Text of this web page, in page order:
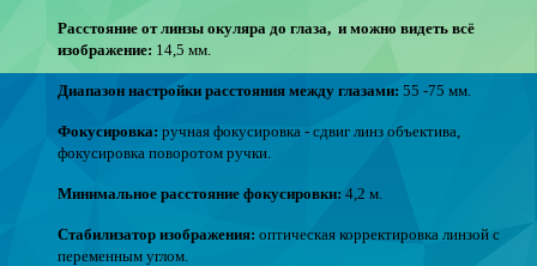
Расстояние от линзы окуляра до глаза, и можно видеть всё
изображение: 14,5 мм.
Диапазон настройки расстояния между глазами: 55 -75 мм.
Фокусировка: ручная фокусировка - сдвиг линз объектива,
фокусировка поворотом ручки.
Минимальное расстояние фокусировки: 4,2 м.
Стабилизатор изображения: оптическая корректировка линзой с
переменным углом.